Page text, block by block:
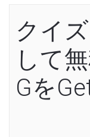
クイ
して
Gを